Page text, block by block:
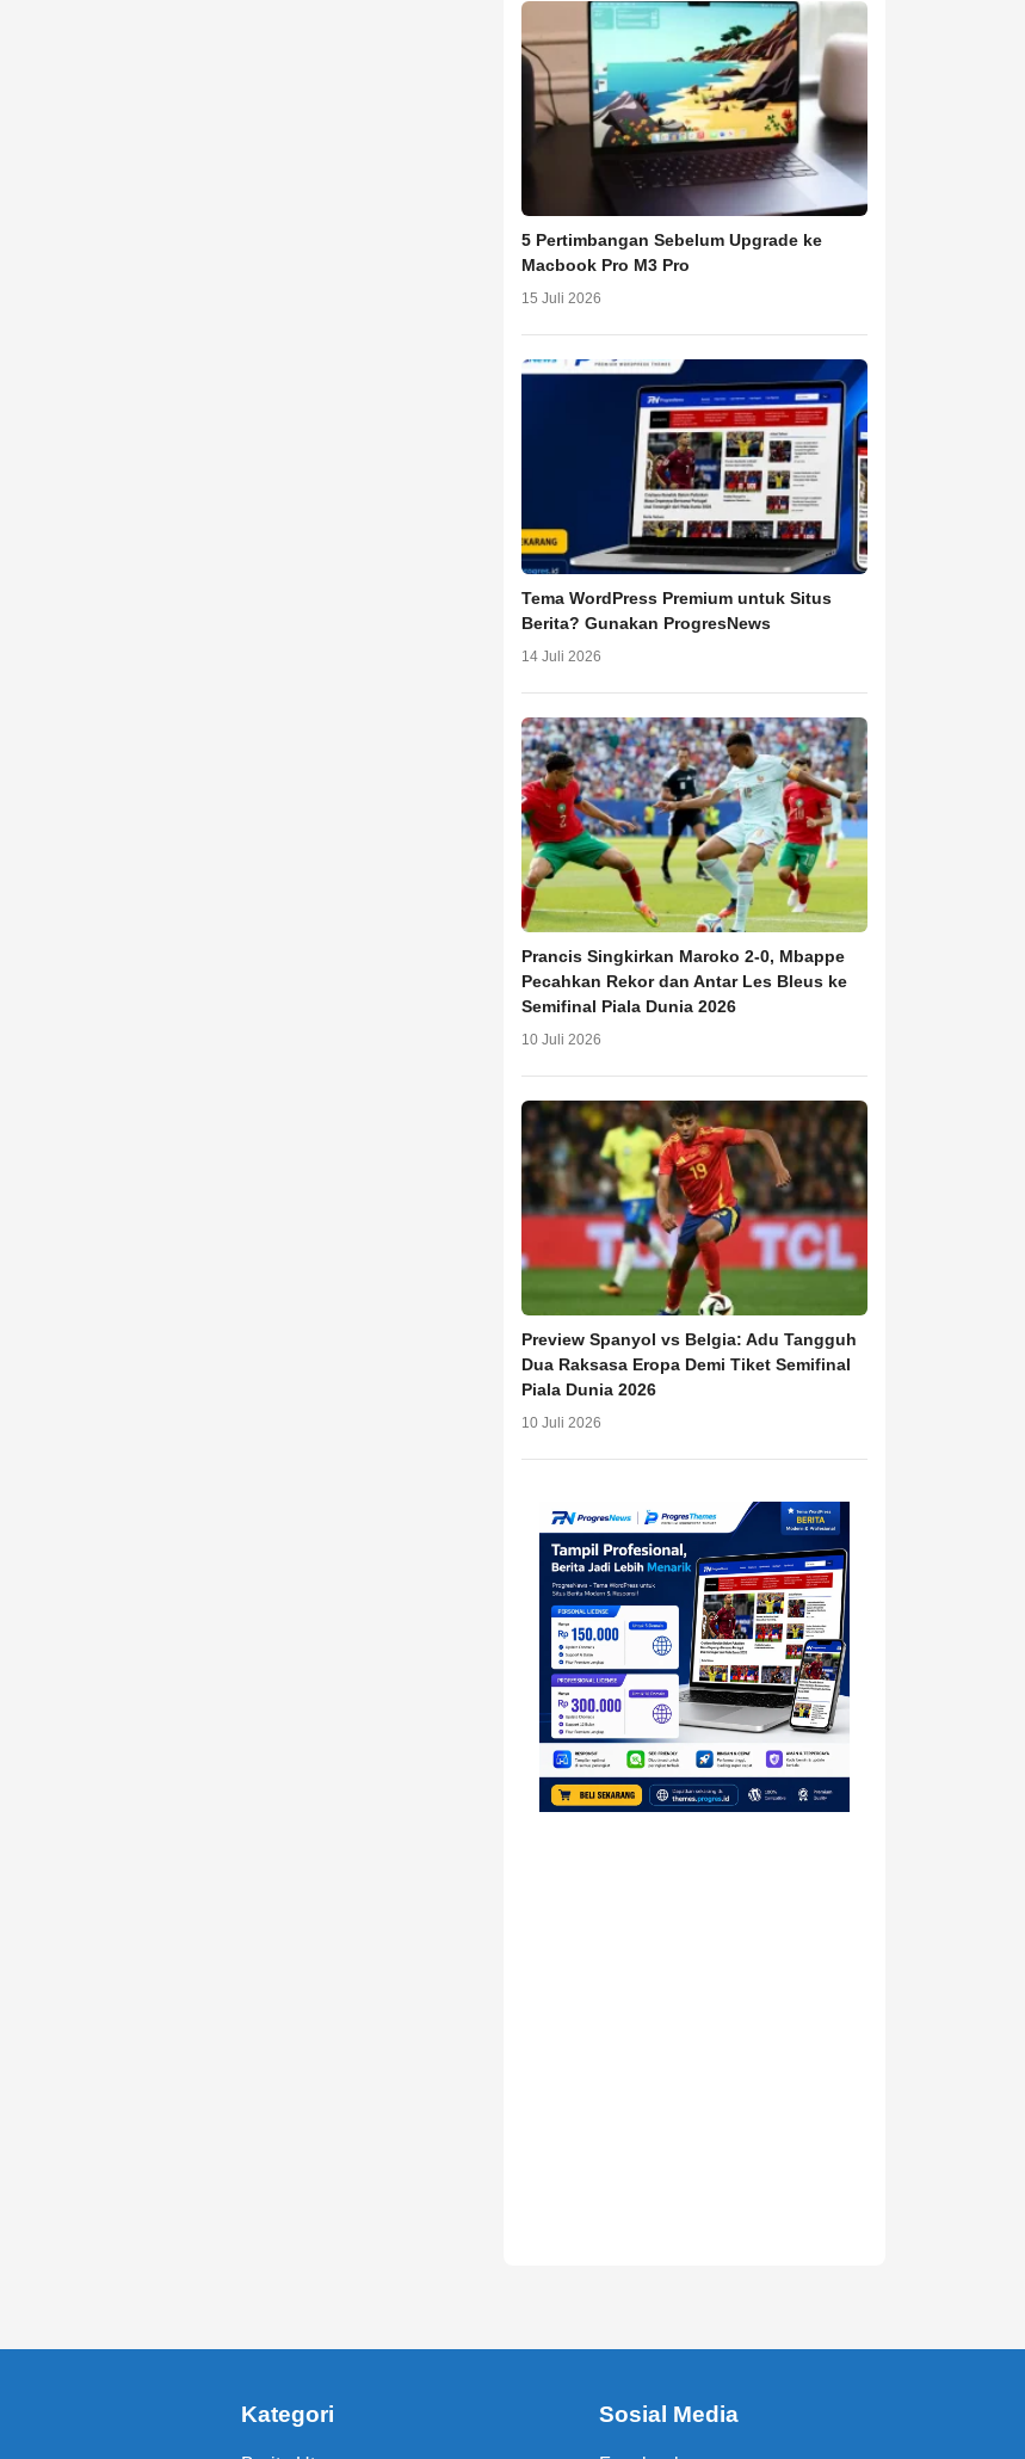
5 Pertimbangan Sebelum Upgrade ke
Macbook Pro M3 Pro
15 Juli 2026
Tema WordPress Premium untuk Situs
Berita? Gunakan ProgresNews
14 Juli 2026
Prancis Singkirkan Maroko 2-0, Mbappe
Pecahkan Rekor dan Antar Les Bleus ke
Semifinal Piala Dunia 2026
10 Juli 2026
Preview Spanyol vs Belgia: Adu Tangguh
Dua Raksasa Eropa Demi Tiket Semifinal
Piala Dunia 2026
10 Juli 2026
Kategori Sosial Media